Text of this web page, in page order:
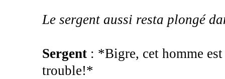
Le sergent aussi resta plongé
Sergent : *Bigre, cet homme
trouble!*